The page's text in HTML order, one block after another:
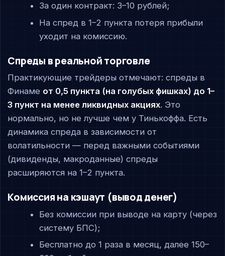
За один контракт: 3–10 рублей;
На спред в 1–2 пункта потеря прибыли
уходит на комиссию.
Спреды в реальной торговле
Практикующие трейдеры отмечают: спреды в
Финаме от 0,5 пункта (на голубых фишках) до 1–
3 пункт на менее ликвидных акциях. Это
нормально, но не лучше чем у Тинькоффа. Есть
динамика спреда в зависимости от
волатильности — перед важными событиями
(дивиденды, макроданные) спреды
расширяются на 1–2 пункта.
Комиссия на кэшаут (вывод денег)
Без комиссии при выводе на карту (через
систему БПС);
Бесплатно до 1 раза в месяц, далее 150–